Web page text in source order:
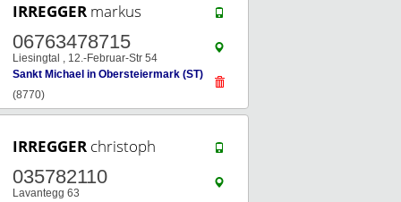
IRREGGER markus
06763478715
Liesingtal , 12.-Februar-Str 54
Sankt Michael in Obersteiermark (ST)
(8770)
IRREGGER christoph
035782110
Lavantegg 63